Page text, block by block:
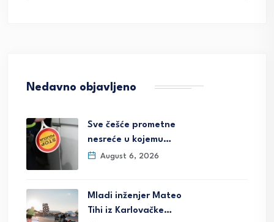
Nedavno objavljeno
Sve češće prometne
nesreće u kojemu…
August 6, 2026
Mladi inženjer Mateo
Tihi iz Karlovačke…